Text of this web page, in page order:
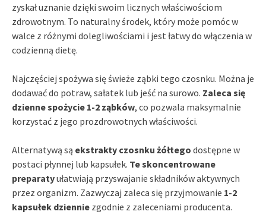
zyskał uznanie dzięki swoim licznych właściwościom
zdrowotnym. To naturalny środek, który może pomóc w
walce z różnymi dolegliwościami i jest łatwy do włączenia w
codzienną dietę.
Najczęściej spożywa się świeże ząbki tego czosnku. Można je
dodawać do potraw, sałatek lub jeść na surowo. Zaleca się
dzienne spożycie 1-2 ząbków, co pozwala maksymalnie
korzystać z jego prozdrowotnych właściwości.
Alternatywą są ekstrakty czosnku żółtego dostępne w
postaci płynnej lub kapsułek. Te skoncentrowane
preparatyułatwiają przyswajanie składników aktywnych
przez organizm. Zazwyczaj zaleca się przyjmowanie 1-2
kapsułek dziennie zgodnie z zaleceniami producenta.